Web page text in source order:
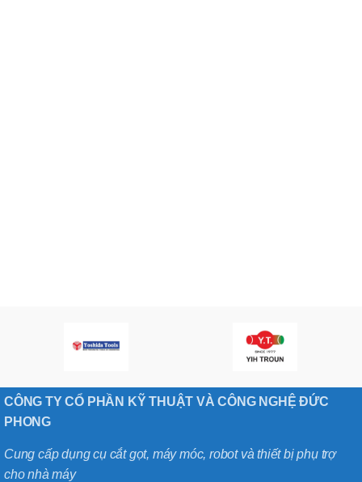
CÔNG TY CỔ PHẦN KỸ THUẬT VÀ CÔNG NGHỆ ĐỨC
PHONG
Cung cấp dụng cụ cắt gọt, máy móc, robot và thiết bị phụ trợ
cho nhà máy